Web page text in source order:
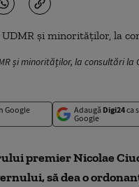
și minorităților, la consultări la
Google
Adaugă Digi24ca
Google
premier Nicolae
să dea o